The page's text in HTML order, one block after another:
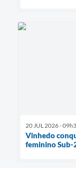
20 JUL 2026 -
Vinhedo
feminino Sub-